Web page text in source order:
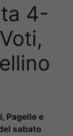
4-
Pagelle e
sabato